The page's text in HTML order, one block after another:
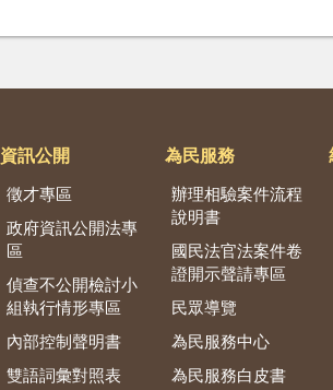
資訊公開
徵才專區
政府資訊公開法專
區
偵查不公開檢討小
組執行情形專區
內部控制聲明書
雙語詞彙對照表
為民服務
辦理相驗案件流程
說明書
國民法官法案件卷
證開示聲請專區
民眾導覽
為民服務中心
為民服務白皮書